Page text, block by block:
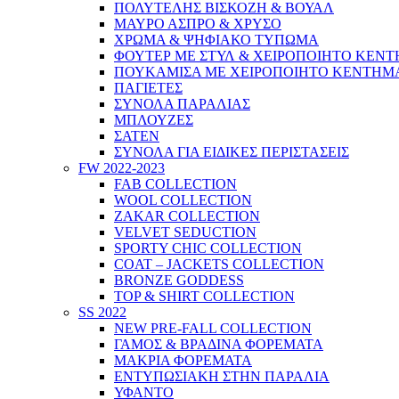
ΠΟΛΥΤΕΛΗΣ ΒΙΣΚΟΖΗ & ΒΟΥΑΛ
ΜΑΥΡΟ ΑΣΠΡΟ & ΧΡΥΣΟ
ΧΡΩΜΑ & ΨΗΦΙΑΚΟ ΤΥΠΩΜΑ
ΦΟΥΤΕΡ ΜΕ ΣΤΥΛ & ΧΕΙΡΟΠΟΙΗΤΟ
ΠΟΥΚΑΜΙΣΑ ΜΕ ΧΕΙΡΟΠΟΙΗΤΟ
ΠΑΓΙΕΤΕΣ
ΣΥΝΟΛΑ ΠΑΡΑΛΙΑΣ
ΜΠΛΟΥΖΕΣ
ΣΑΤΕΝ
ΣΥΝΟΛΑ ΓΙΑ ΕΙΔΙΚΕΣ ΠΕΡΙΣΤΑΣΕΙΣ
FW 2022-2023
FAB COLLECTION
WOOL COLLECTION
ZAKAR COLLECTION
VELVET SEDUCTION
SPORTY CHIC COLLECTION
COAT – JACKETS COLLECTION
BRONZE GODDESS
TOP & SHIRT COLLECTION
SS 2022
NEW PRE-FALL COLLECTION
ΓΑΜΟΣ & ΒΡΑΔΙΝΑ ΦΟΡΕΜΑΤΑ
ΜΑΚΡΙΑ ΦΟΡΕΜΑΤΑ
ΕΝΤΥΠΩΣΙΑΚΗ ΣΤΗΝ ΠΑΡΑΛΙΑ
ΥΦΑΝΤΟ